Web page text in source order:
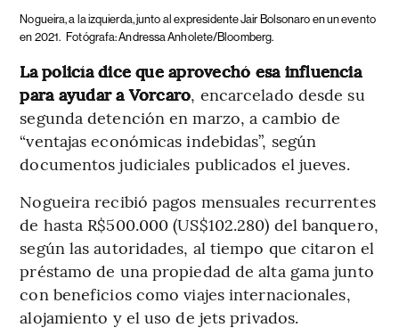
Nogueira, a la izquierda, junto al expresidente Jair Bolsonaro en un evento
en 2021. Fotógrafa: Andressa Anholete/Bloomberg.
La policía dice que aprovechó esa influencia
para ayudar a Vorcaro, encarcelado desde su
segunda detención en marzo, a cambio de
“ventajas económicas indebidas”, según
documentos judiciales publicados el jueves.
Nogueira recibió pagos mensuales recurrentes
de hasta R$500.000 (US$102.280) del banquero,
según las autoridades, al tiempo que citaron el
préstamo de una propiedad de alta gama junto
con beneficios como viajes internacionales,
alojamiento y el uso de jets privados.